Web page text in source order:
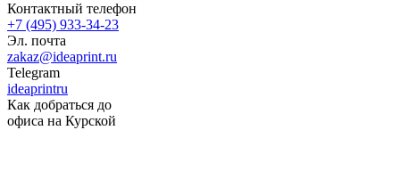
Контактный телефон
+7 (495) 933-34-23
Эл. почта
zakaz@ideaprint.ru
Telegram
ideaprintru
Как добраться до
офиса на Курской